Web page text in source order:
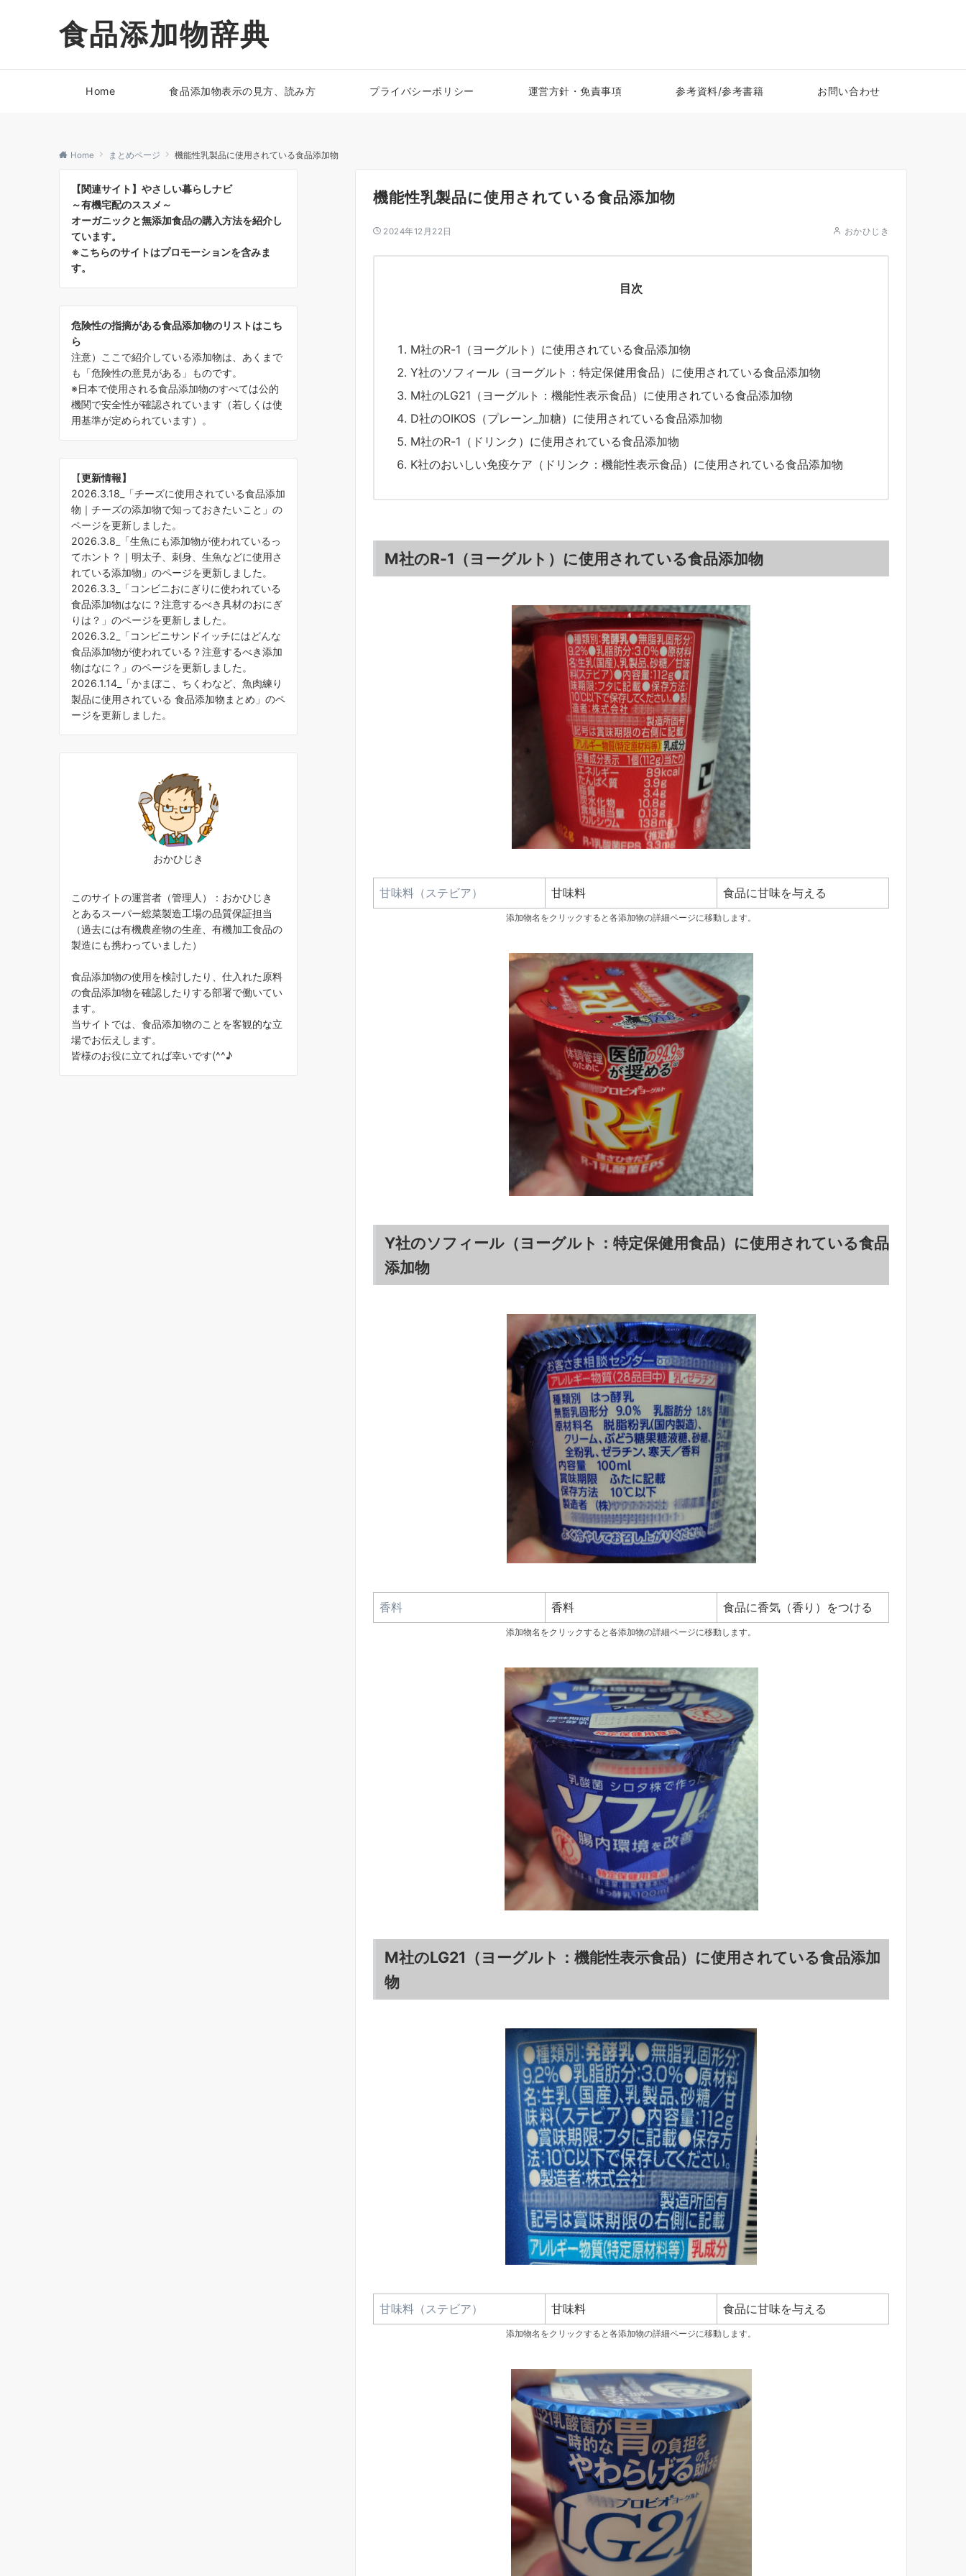
食品添加物辞典
Home 食品添加物表示の見方、読み方 プライバシーポリシー 運営方針・免責事項 参考資料/参考書籍 お問い合わせ
Home まとめページ 機能性乳製品に使用されている食品添加物
機能性乳製品に使用されている食品添加物
2024年12月22日 おかひじき
目次
M社のR-1（ヨーグルト）に使用されている食品添加物
Y社のソフィール（ヨーグルト：特定保健用食品）に使用されている食品添加物
M社のLG21（ヨーグルト：機能性表示食品）に使用されている食品添加物
D社のOIKOS（プレーン_加糖）に使用されている食品添加物
M社のR-1（ドリンク）に使用されている食品添加物
K社のおいしい免疫ケア（ドリンク：機能性表示食品）に使用されている食品添加物
M社のR-1（ヨーグルト）に使用されている食品添加物
甘味料（ステビア） 甘味料 食品に甘味を与える
添加物名をクリックすると各添加物の詳細ページに移動します。
Y社のソフィール（ヨーグルト：特定保健用食品）に使用されている食品
添加物
香料 香料 食品に香気（香り）をつける
添加物名をクリックすると各添加物の詳細ページに移動します。
M社のLG21（ヨーグルト：機能性表示食品）に使用されている食品添加
物
甘味料（ステビア） 甘味料 食品に甘味を与える
添加物名をクリックすると各添加物の詳細ページに移動します。
【関連サイト】やさしい暮らしナビ
～有機宅配のススメ～
オーガニックと無添加食品の購入方法を紹介し
ています。
※こちらのサイトはプロモーションを含みま
す。
危険性の指摘がある食品添加物のリストはこち
ら
注意）ここで紹介している添加物は、あくまで
も「危険性の意見がある」ものです。
※日本で使用される食品添加物のすべては公的
機関で安全性が確認されています（若しくは使
用基準が定められています）。
【更新情報】
2026.3.18_「チーズに使用されている食品添加
物｜チーズの添加物で知っておきたいこと 」の
ページを更新しました。
2026.3.8_「生魚にも添加物が使われているっ
てホント？｜明太子、刺身、生魚などに使用さ
れている添加物 」のページを更新しました。
2026.3.3_「コンビニおにぎりに使われている
食品添加物はなに？注意するべき具材のおにぎ
りは？ 」のページを更新しました。
2026.3.2_「コンビニサンドイッチにはどんな
食品添加物が使われている？注意するべき添加
物はなに？ 」のページを更新しました。
2026.1.14_「かまぼこ、ちくわなど、魚肉練り
製品に使用されている 食品添加物まとめ 」のペ
ージを更新しました。
おかひじき
このサイトの運営者（管理人）：おかひじき
とあるスーパー総菜製造工場の品質保証担当
（過去には有機農産物の生産、有機加工食品の
製造にも携わっていました）
食品添加物の使用を検討したり、仕入れた原料
の食品添加物を確認したりする部署で働いてい
ます。
当サイトでは、食品添加物のことを客観的な立
場でお伝えします。
皆様のお役に立てれば幸いです(^^♪